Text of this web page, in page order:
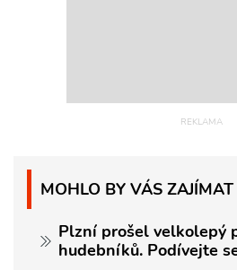
MOHLO BY VÁS ZAJÍMAT
Plzní prošel velkolepý
hudebníků. Podívejte